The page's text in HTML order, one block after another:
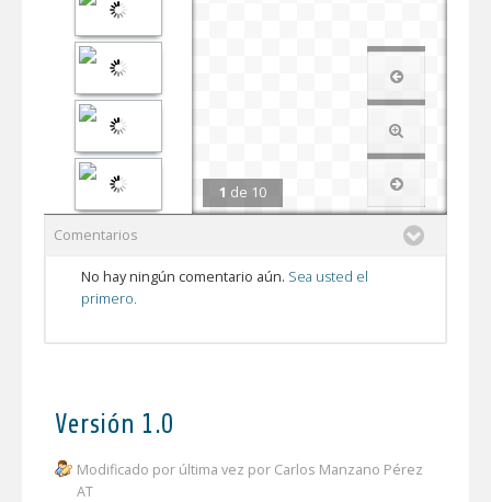
1 de 10
Comentarios
No hay ningún comentario aún. Sea usted el
primero.
Versión 1.0
Modificado por última vez por Carlos Manzano Pérez
AT